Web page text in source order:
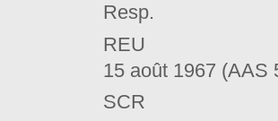
Resp.
REU Paul
15 août 1967 (AAS
SCR Sacrée